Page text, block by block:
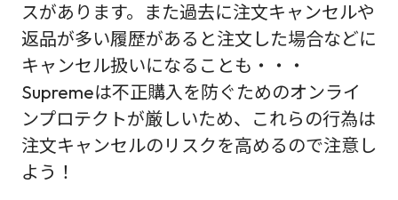
スがあります。また過去に注文キャンセルや
返品が多い履歴があると注文した場合などに
キャンセル扱いになることも・・・
Supremeは不正購入を防ぐためのオンライ
ンプロテクトが厳しいため、これらの行為は
注文キャンセルのリスクを高めるので注意し
よう！